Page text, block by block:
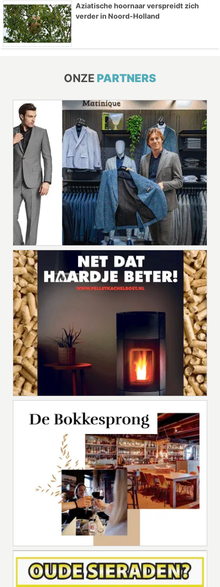
Aziatische hoornaar verspreidt zich
verder in Noord-Holland
ONZE PARTNERS